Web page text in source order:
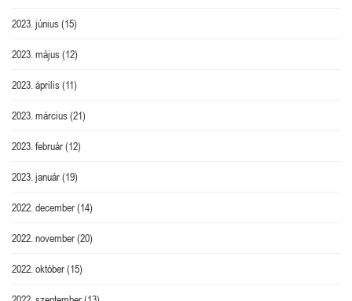
2023. június(15)
2023. május(12)
2023. április(11)
2023. március(21)
2023. február(12)
2023. január(19)
2022. december(14)
2022. november(20)
2022. október(15)